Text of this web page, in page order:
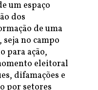
um espaço
dos
de uma
no campo
para ação,
eleitoral
difamações e
por setores